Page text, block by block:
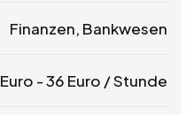
Finanzen, Bankwesen
Euro -36 Euro / Stunde